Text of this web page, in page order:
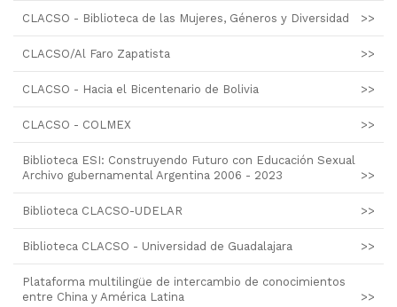
CLACSO - Biblioteca de las Mujeres, Géneros y Diversidad >>
CLACSO/Al Faro Zapatista >>
CLACSO - Hacia el Bicentenario de Bolivia >>
CLACSO - COLMEX >>
Biblioteca ESI: Construyendo Futuro con Educación Sexual
Archivo gubernamental Argentina 2006 - 2023
>>
Biblioteca CLACSO-UDELAR >>
Biblioteca CLACSO - Universidad de Guadalajara >>
Plataforma multilingüe de intercambio de conocimientos
entre China y América Latina
>>